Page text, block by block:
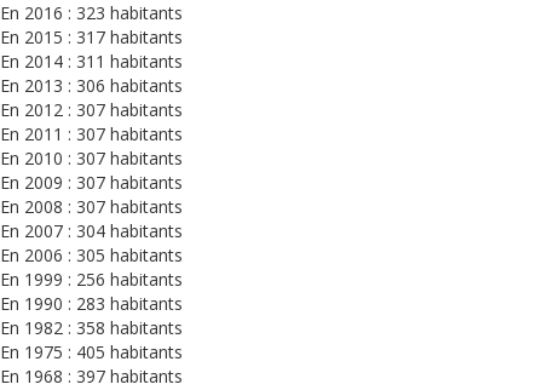
En 2016 : 323 habitants
En 2015 : 317 habitants
En 2014 : 311 habitants
En 2013 : 306 habitants
En 2012 : 307 habitants
En 2011 : 307 habitants
En 2010 : 307 habitants
En 2009 : 307 habitants
En 2008 : 307 habitants
En 2007 : 304 habitants
En 2006 : 305 habitants
En 1999 : 256 habitants
En 1990 : 283 habitants
En 1982 : 358 habitants
En 1975 : 405 habitants
En 1968 : 397 habitants